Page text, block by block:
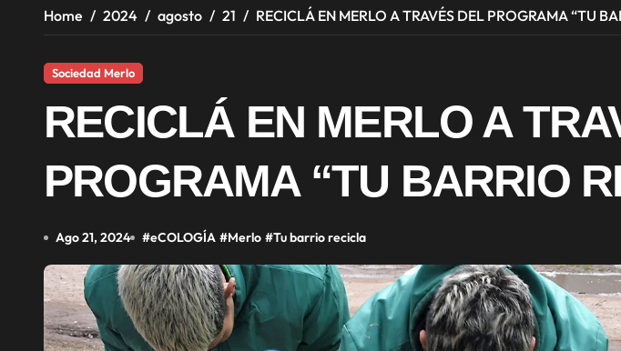
Home 2024 agosto 21 RECICLÁ EN MERLO A TRAVÉS DEL PROGRAMA “TU
Sociedad Merlo
RECICLÁ EN MERLO A
PROGRAMA “TU BARRIO
Ago 21, 2024 #eCOLOGÍA #Merlo #Tu barrio recicla